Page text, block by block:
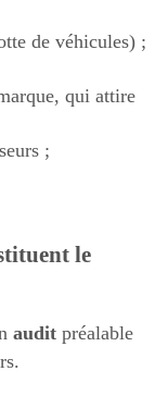
de véhicules) ;
qui attire
;
le
audit préalable